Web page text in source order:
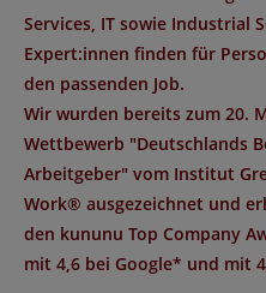
Services, IT sowie Industrial
Expert:innen finden für
den passenden Job.
Wir wurden bereits zum 20.
Wettbewerb "Deutschlands
Arbeitgeber" vom Institut
Work® ausgezeichnet und
den kununu Top Company
mit 4,6 bei Google* und mit